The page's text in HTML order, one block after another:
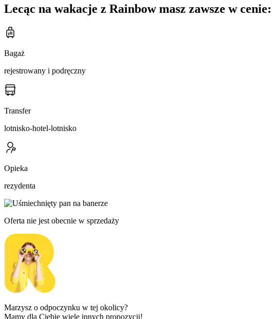
Lecąc na wakacje z Rainbow masz zawsze w cenie:
Bagaż
rejestrowany i podręczny
Transfer
lotnisko-hotel-lotnisko
Opieka
rezydenta
Oferta nie jest obecnie w sprzedaży
Marzysz o odpoczynku w tej okolicy?
Mamy dla Ciebie wiele innych propozycji!